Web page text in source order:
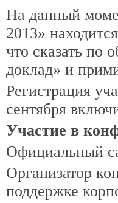
На данный
2013»
что сказать по
доклад» и
Регистрация
сентября
Участие в
Официальный
Организатор
поддержке